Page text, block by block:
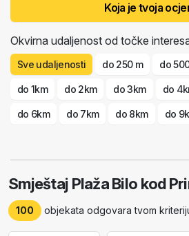
Koja je tvoja
Okvirna udaljenost od točke
Sve udaljenosti do 250 m do
do 1km do 2km do 3km do
do 6km do 7km do 8km do
Smještaj Plaža Bilo kod
100 objekata odgovara tvom